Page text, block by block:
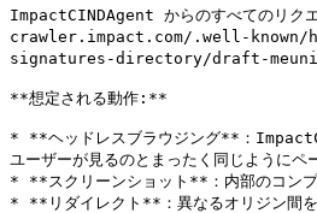
ImpactCINDAgent からのすべての
crawler.impact.com/.well-known/
signatures-directory/draft-meunier-
**想定される動作:**
* **ヘッドレスブラウジング**：
ユーザーが見るのとまったく同じようにペ
* **スクリーンショット**：内部のコンプ
* **リダイレクト**：異なるオリジン間を